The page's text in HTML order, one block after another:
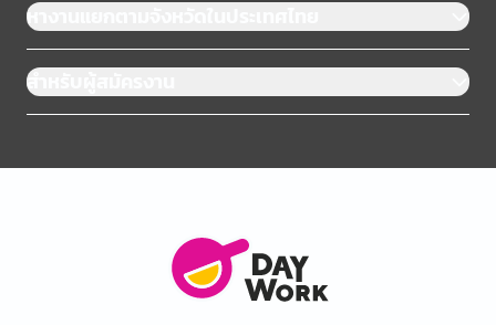
หางานแยกตามจังหวัดในประเทศไทย
สำหรับผู้สมัครงาน